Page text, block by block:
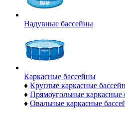
Надувные бассейны
Каркасные бассейны
♦ Круглые каркасные
♦ Прямоугольные каркасные
♦ Овальные каркасные